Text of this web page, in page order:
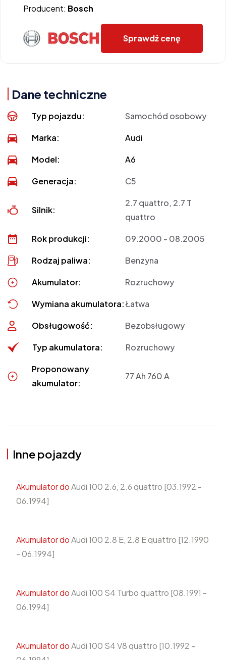
Producent: Bosch
Sprawdź cenę
Dane techniczne
Typ pojazdu: Samochód osobowy
Marka: Audi
Model: A6
Generacja: C5
Silnik:
2.7 quattro, 2.7 T
quattro
Rok produkcji: 09.2000 - 08.2005
Rodzaj paliwa: Benzyna
Akumulator: Rozruchowy
Wymiana akumulatora:Łatwa
Obsługowość: Bezobsługowy
Typ akumulatora: Rozruchowy
Proponowany
akumulator:
77 Ah 760 A
Inne pojazdy
Akumulator doAudi 100 2.6, 2.6 quattro [03.1992 -
06.1994]
Akumulator doAudi 100 2.8 E, 2.8 E quattro [12.1990
- 06.1994]
Akumulator doAudi 100 S4 Turbo quattro [08.1991 -
06.1994]
Akumulator doAudi 100 S4 V8 quattro [10.1992 -